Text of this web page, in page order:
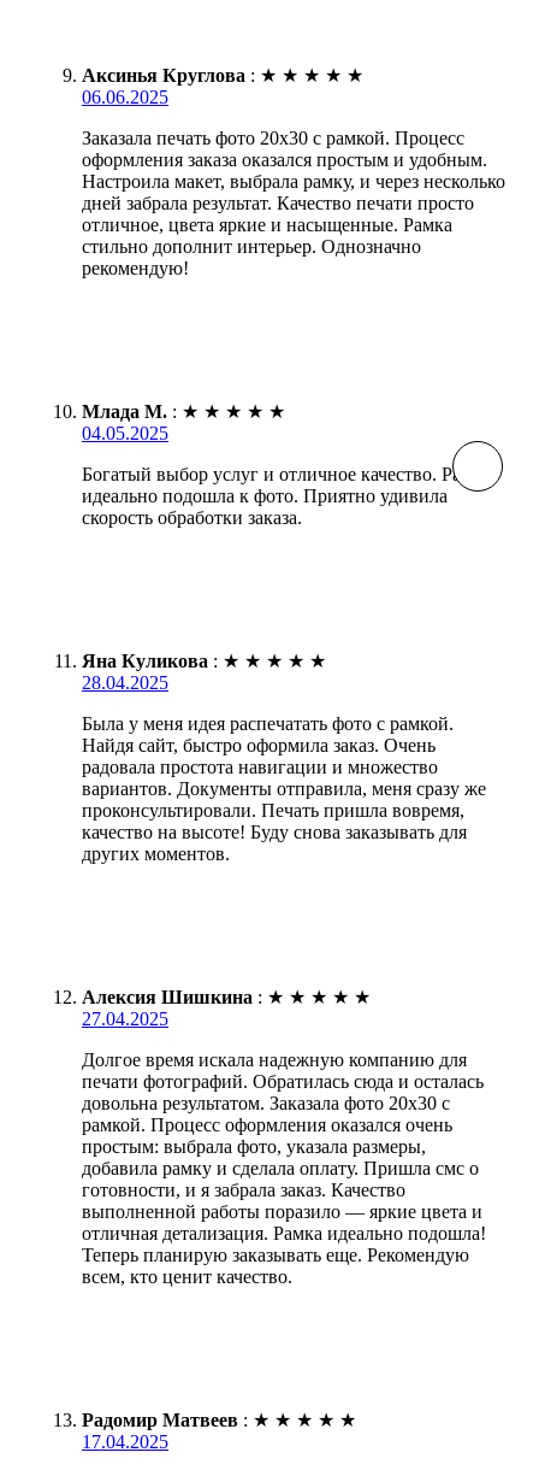
Аксинья Круглова : ★ ★ ★ ★ ★
06.06.2025
Заказала печать фото 20х30 с рамкой. Процесс
оформления заказа оказался простым и удобным.
Настроила макет, выбрала рамку, и через несколько
дней забрала результат. Качество печати просто
отличное, цвета яркие и насыщенные. Рамка
стильно дополнит интерьер. Однозначно
рекомендую!
Млада М. : ★ ★ ★ ★ ★
04.05.2025
Богатый выбор услуг и отличное качество. Рамка
идеально подошла к фото. Приятно удивила
скорость обработки заказа.
Яна Куликова : ★ ★ ★ ★ ★
28.04.2025
Была у меня идея распечатать фото с рамкой.
Найдя сайт, быстро оформила заказ. Очень
радовала простота навигации и множество
вариантов. Документы отправила, меня сразу же
проконсультировали. Печать пришла вовремя,
качество на высоте! Буду снова заказывать для
других моментов.
Алексия Шишкина : ★ ★ ★ ★ ★
27.04.2025
Долгое время искала надежную компанию для
печати фотографий. Обратилась сюда и осталась
довольна результатом. Заказала фото 20х30 с
рамкой. Процесс оформления оказался очень
простым: выбрала фото, указала размеры,
добавила рамку и сделала оплату. Пришла смс о
готовности, и я забрала заказ. Качество
выполненной работы поразило — яркие цвета и
отличная детализация. Рамка идеально подошла!
Теперь планирую заказывать еще. Рекомендую
всем, кто ценит качество.
Радомир Матвеев : ★ ★ ★ ★ ★
17.04.2025